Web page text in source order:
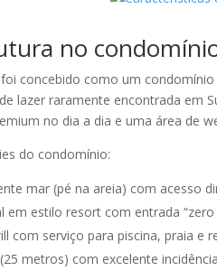
no
foi concebido como um
lazer raramente encontrada em
no dia a dia e uma área de
do condomínio:
mar (pé na areia) com acesso
em estilo resort com entrada
com serviço para piscina, praia e
metros) com excelente